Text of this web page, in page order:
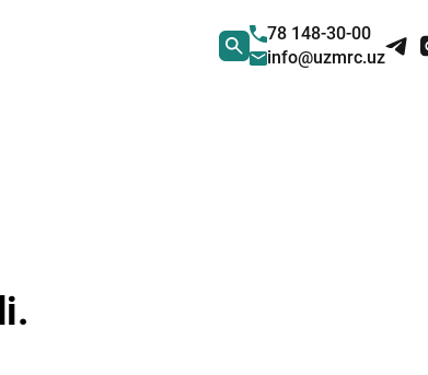
78 148-30-00
info@uzmrc.uz